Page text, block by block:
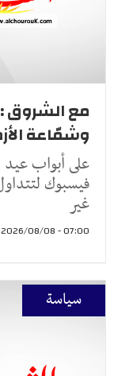
مع الشروق :
وشمّاعة
على أبواب
فيسبوك
غير
07:00 - 2026/08/08
سياسة